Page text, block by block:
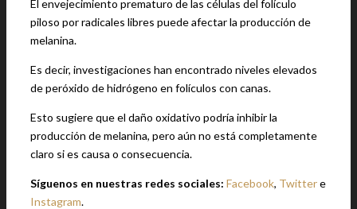
El envejecimiento prematuro de las células del folículo
piloso por radicales libres puede afectar la producción de
melanina.
Es decir, investigaciones han encontrado niveles elevados
de peróxido de hidrógeno en folículos con canas.
Esto sugiere que el daño oxidativo podría inhibir la
producción de melanina, pero aún no está completamente
claro si es causa o consecuencia.
Síguenos en nuestras redes sociales: Facebook, Twittere
Instagram.